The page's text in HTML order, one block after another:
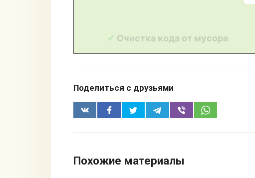
Поделиться с друзьями
Похожие материалы